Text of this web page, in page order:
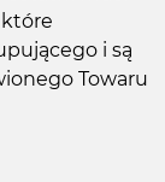
i są
Towaru